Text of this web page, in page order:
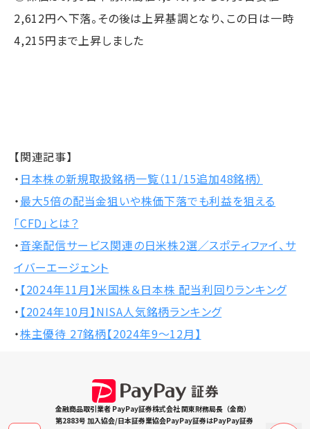
2,612円へ下落。その後は上昇基調となり、この日は一時
4,215円まで上昇しました
【関連記事】
・ 日本株の新規取扱銘柄一覧（11/15追加48銘柄）
・最大5倍の配当金狙いや株価下落でも利益を狙える
「CFD」とは？
・音楽配信サービス関連の日米株2選／スポティファイ、サ
イバーエージェント
・ 【2024年11月】米国株＆日本株 配当利回りランキング
・ 【2024年10月】NISA人気銘柄ランキング
・株主優待 27銘柄【2024年9～12月】
金融商品取引業者 PayPay証券株式会社 関東財務局長（金商）
第2883号 加入協会/日本証券業協会PayPay証券はPayPay証券